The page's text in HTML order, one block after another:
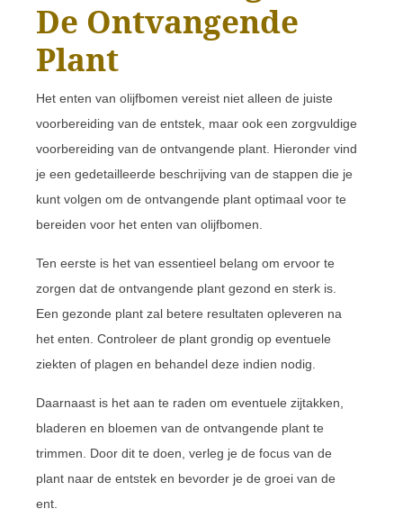
De Ontvangende
Plant
Het enten van olijfbomen vereist niet alleen de juiste
voorbereiding van de entstek, maar ook een zorgvuldige
voorbereiding van de ontvangende plant. Hieronder vind
je een gedetailleerde beschrijving van de stappen die je
kunt volgen om de ontvangende plant optimaal voor te
bereiden voor het enten van olijfbomen.
Ten eerste is het van essentieel belang om ervoor te
zorgen dat de ontvangende plant gezond en sterk is.
Een gezonde plant zal betere resultaten opleveren na
het enten. Controleer de plant grondig op eventuele
ziekten of plagen en behandel deze indien nodig.
Daarnaast is het aan te raden om eventuele zijtakken,
bladeren en bloemen van de ontvangende plant te
trimmen. Door dit te doen, verleg je de focus van de
plant naar de entstek en bevorder je de groei van de
ent.